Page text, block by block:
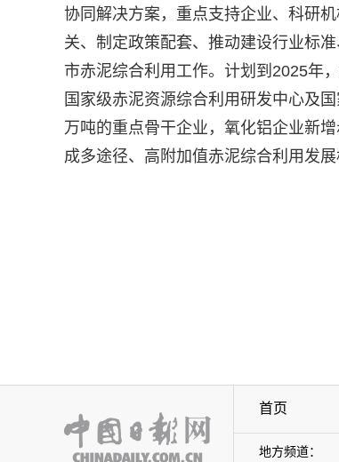
协同解决方案，重点支持企业、科研
关、制定政策配套、推动建设行业标
市赤泥综合利用工作。计划到2025年
国家级赤泥资源综合利用研发中心及
万吨的重点骨干企业，氧化铝企业新
成多途径、高附加值赤泥综合利用发
首页
地方频道：